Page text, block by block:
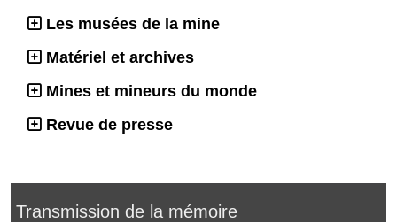
Les musées de la mine
Matériel et archives
Mines et mineurs du monde
Revue de presse
Transmission de la mémoire